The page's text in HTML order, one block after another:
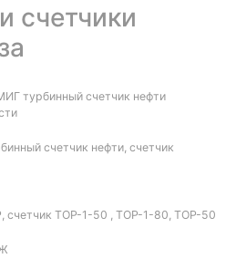
счетчики
турбинный счетчик нефти
счетчик нефти, счетчик
счетчик ТОР-1-50 , ТОР-1-80, ТОР-50